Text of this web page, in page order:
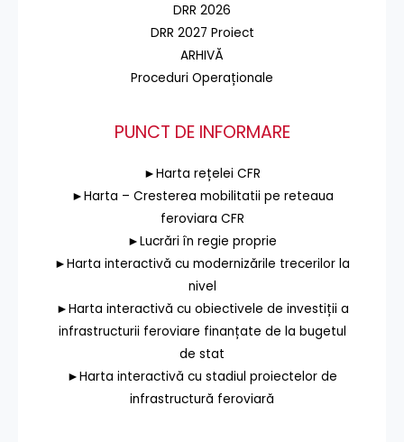
DRR 2026
DRR 2027 Proiect
ARHIVĂ
Proceduri Operaționale
PUNCT DE INFORMARE
►Harta rețelei CFR
►Harta – Cresterea mobilitatii pe reteaua
feroviara CFR
►Lucrări în regie proprie
►Harta interactivă cu modernizările trecerilor la
nivel
►Harta interactivă cu obiectivele de investiții a
infrastructurii feroviare finanțate de la bugetul
de stat
►Harta interactivă cu stadiul proiectelor de
infrastructură feroviară